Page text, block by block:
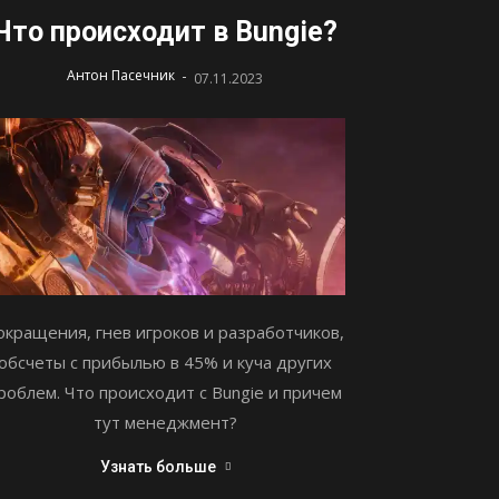
происходит в Bungie?
Антон Пасечник - 07.11.2023
гнев игроков и разработчиков,
с прибылью в 45% и куча других
Что происходит с Bungie и причем
тут менеджмент?
Узнать больше